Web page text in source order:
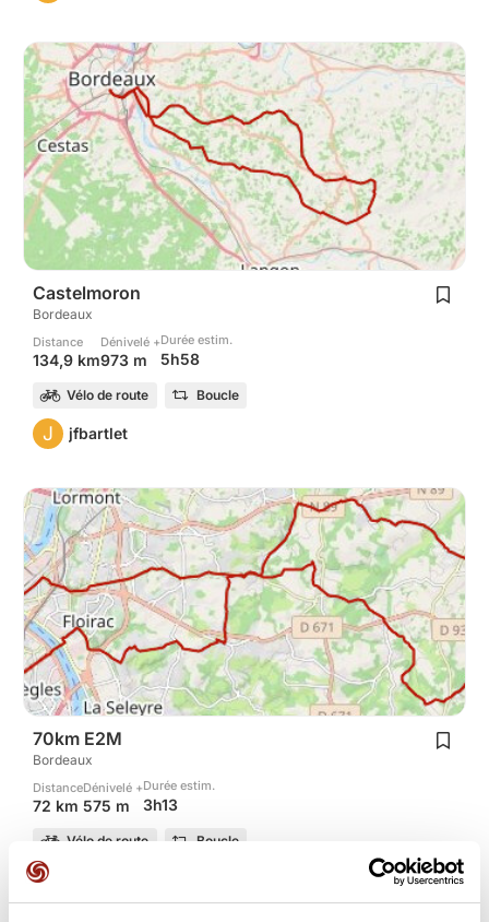
Castelmoron
Bordeaux
Distance
134,9 km
Dénivelé +
973 m
Durée estim.
5h58
Vélo de route Boucle
J jfbartlet
70km E2M
Bordeaux
Distance
72 km
Dénivelé +
575 m
Durée estim.
3h13
Vélo de route Boucle
J